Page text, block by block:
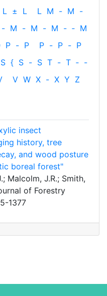
L ± L L M - M -
- M - M - M - ‐ M
P - P P - P - P
S { S - S T - T ‐ -
V W X - X Y Z
insect
history, tree
and wood posture
boreal forest"
Malcolm, J.R.; Smith,
of Forestry
1377